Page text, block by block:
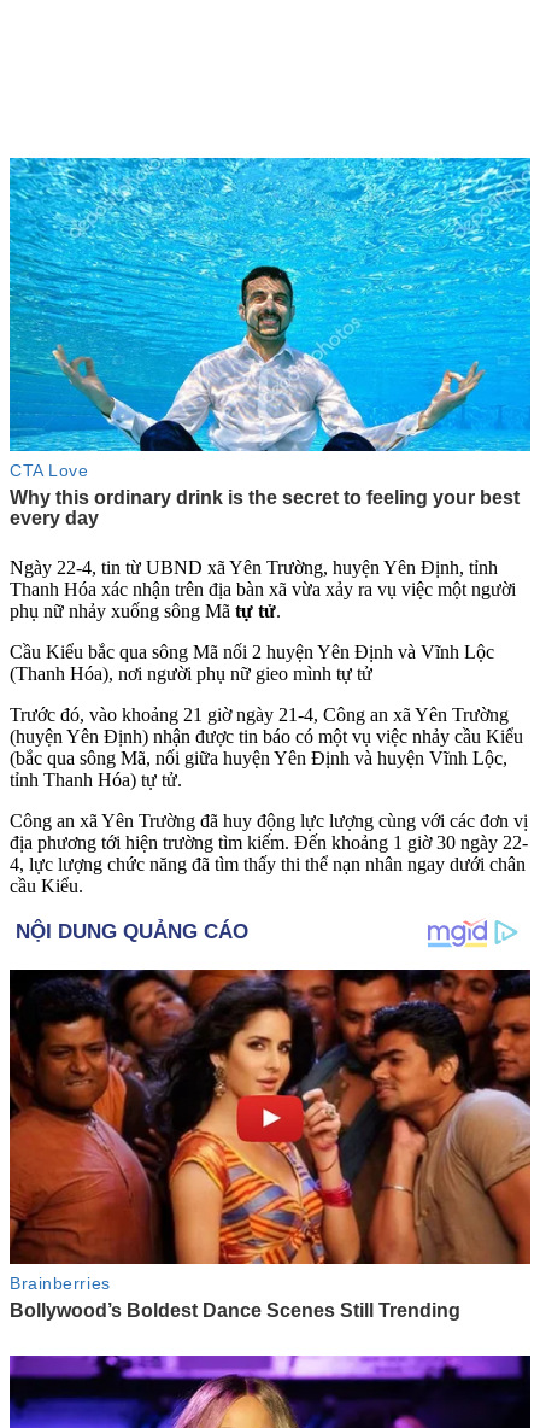
Ngày 22-4, tin từ UBND xã Yên Trường, huyện Yên Định, tỉnh
Thanh Hóa xác nhận trên địa bàn xã vừa xảy ra vụ việc một người
phụ nữ nhảy xuống sông Mã t‌ּự t‌ּử.
Cầu Kiểu bắc qua sông Mã nối 2 huyện Yên Định và Vĩnh Lộc
(Thanh Hóa), nơi người phụ nữ gieo mình t‌ּự t‌ּử
Trước đó, vào khoảng 21 giờ ngày 21-4, Công an xã Yên Trường
(huyện Yên Định) nhận được tin báo có một vụ việc nhả‌y cầ‌u Kiểu
(bắc qua sông Mã, nối giữa huyện Yên Định và huyện Vĩnh Lộc,
tỉnh Thanh Hóa) t‌ּự t‌ּử.
Công an xã Yên Trường đã huy động lực lượng cùng với các đơn vị
địa phương tới hiện trường tìm kiếm. Đến khoảng 1 giờ 30 ngày 22-
4, lực lượng chức năng đã tìm thấy th‌i th‌ể nạn nhân ngay dưới chân
cầu Kiểu.